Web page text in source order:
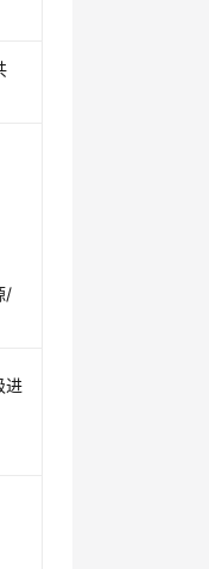
/
进